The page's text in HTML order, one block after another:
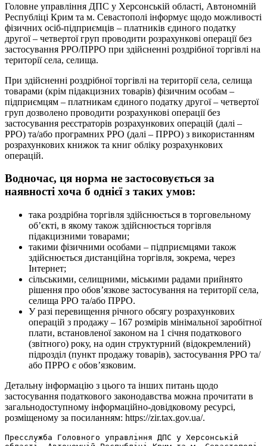
Головне управління ДПС у Херсонській області, Автономній
Республіці Крим та м. Севастополі інформує щодо можливості
фізичних осіб-підприємців – платників єдиного податку
другої – четвертої груп проводити розрахункові операції без
застосування РРО/ПРРО при здійсненні роздрібної торгівлі на
території села, селища.
При здійсненні роздрібної торгівлі на території села, селища
товарами (крім підакцизних товарів) фізичним особам –
підприємцям – платникам єдиного податку другої – четвертої
груп дозволено проводити розрахункові операції без
застосування реєстраторів розрахункових операцій (далі –
РРО) та/або програмних РРО (далі – ПРРО) з використанням
розрахункових книжок та книг обліку розрахункових
операцій.
Водночас, ця норма не застосовується за
наявності хоча б однієї з таких умов:
така роздрібна торгівля здійснюється в торговельному
об’єкті, в якому також здійснюється торгівля
підакцизними товарами;
такими фізичними особами – підприємцями також
здійснюється дистанційна торгівля, зокрема, через
Інтернет;
сільськими, селищними, міськими радами прийнято
рішення про обов’язкове застосування на території села,
селища РРО та/або ПРРО.
У разі перевищення річного обсягу розрахункових
операцій з продажу – 167 розмірів мінімальної заробітної
плати, встановленої законом на 1 січня податкового
(звітного) року, на один структурний (відокремлений)
підрозділ (пункт продажу товарів), застосування РРО та/
або ПРРО є обов’язковим.
Детальну інформацію з цього та інших питань щодо
застосування податкового законодавства можна прочитати в
загальнодоступному інформаційно-довідковому ресурсі,
розміщеному за посиланням: https://zir.tax.gov.ua/.
Пресслужба Головного управління ДПС у Херсонській